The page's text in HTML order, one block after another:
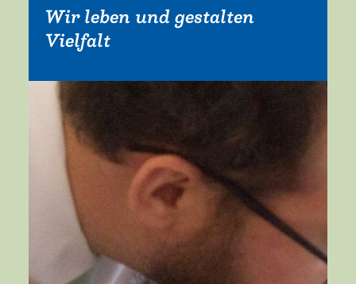
Wir leben und gestalten
Vielfalt
Mehr erfahren